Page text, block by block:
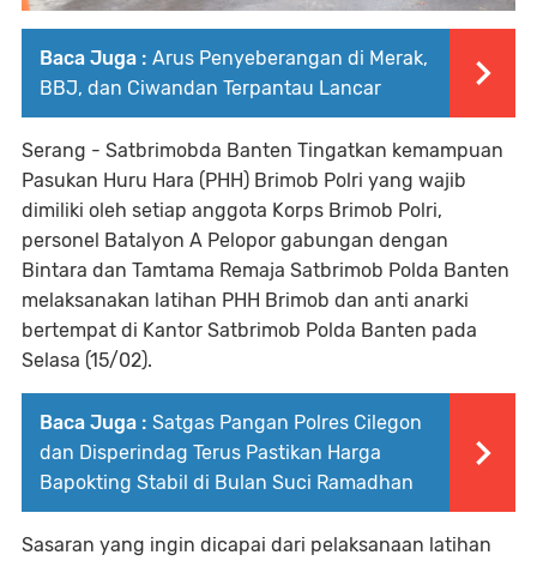
Baca Juga : Arus Penyeberangan di Merak,
BBJ, dan Ciwandan Terpantau Lancar
Serang - Satbrimobda Banten Tingatkan kemampuan
Pasukan Huru Hara (PHH) Brimob Polri yang wajib
dimiliki oleh setiap anggota Korps Brimob Polri,
personel Batalyon A Pelopor gabungan dengan
Bintara dan Tamtama Remaja Satbrimob Polda Banten
melaksanakan latihan PHH Brimob dan anti anarki
bertempat di Kantor Satbrimob Polda Banten pada
Selasa (15/02).
Baca Juga : Satgas Pangan Polres Cilegon
dan Disperindag Terus Pastikan Harga
Bapokting Stabil di Bulan Suci Ramadhan
Sasaran yang ingin dicapai dari pelaksanaan latihan